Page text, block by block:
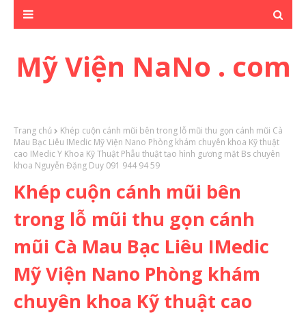
Mỹ Viện NaNo . com
Trang chủ
Khép cuộn cánh mũi bên trong lỗ mũi thu gọn cánh mũi Cà
Mau Bạc Liêu IMedic Mỹ Viện Nano Phòng khám chuyên khoa Kỹ thuật
cao IMedic Y Khoa Kỹ Thuật Phẫu thuật tạo hình gương mặt Bs chuyên
khoa Nguyễn Đặng Duy 091 944 94 59
Khép cuộn cánh mũi bên
trong lỗ mũi thu gọn cánh
mũi Cà Mau Bạc Liêu IMedic
Mỹ Viện Nano Phòng khám
chuyên khoa Kỹ thuật cao